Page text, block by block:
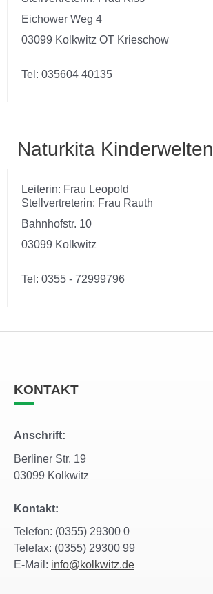
Eichower Weg 4
03099 Kolkwitz OT Krieschow
Tel: 035604 40135
Naturkita Kinderwelten
Leiterin: Frau Leopold
Stellvertreterin: Frau Rauth
Bahnhofstr. 10
03099 Kolkwitz
Tel: 0355 - 72999796
KONTAKT
Anschrift:
Berliner Str. 19
03099 Kolkwitz
Kontakt:
Telefon: (0355) 29300 0
Telefax: (0355) 29300 99
E-Mail: info@kolkwitz.de